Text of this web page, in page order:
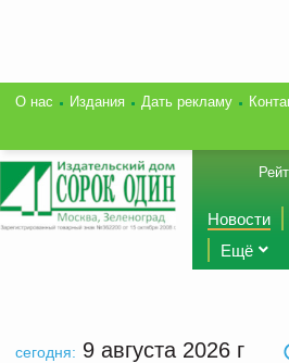
О нас Издания Дать рекламу
Новости
Ещё
сегодня: 9 августа 2026 г